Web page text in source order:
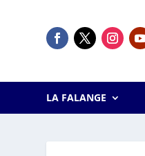
LA FALANGE